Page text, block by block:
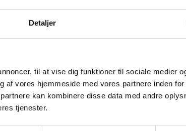
Detaljer
til at vise dig funktioner til sociale medier
af vores hjemmeside med vores partnere inden for
kan kombinere disse data med andre
tjenester.